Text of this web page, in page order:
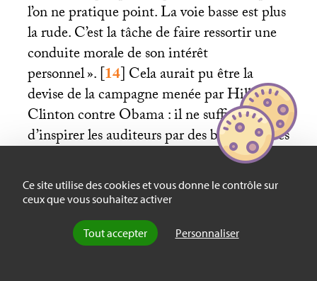
Ce site utilise des cookies et vous donne le contrôle sur
ceux que vous souhaitez activer
Tout accepter Personnaliser
l’on ne pratique point. La voie basse est plus
la rude. C’est la tâche de faire ressortir une
conduite morale de son intérêt
personnel».[14]Cela aurait pu être la
devise de la campagne menée par Hillary
Clinton contre Obama : il ne suffit pas
d’inspirer les auditeurs par des belles phrases
; la politique est l’art
des résultats; s’il faut être méchant et
déshonnête pour faire un peu de bien, s’il
faut être un peu démagogue pour mobiliser
la rage des démunis, soit.